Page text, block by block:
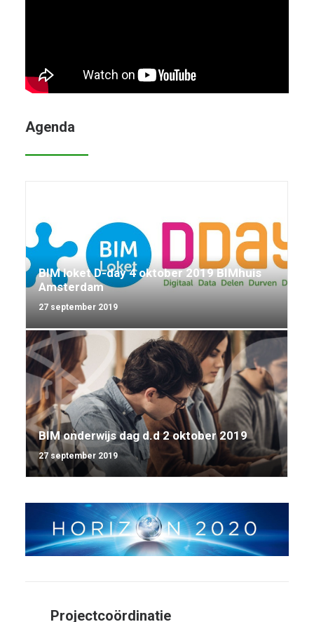
Agenda
BIM loket D-day 4 oktober 2019 BIMhuis
Amsterdam
27 september 2019
BIM onderwijs dag d.d 2 oktober 2019
27 september 2019
Projectcoördinatie